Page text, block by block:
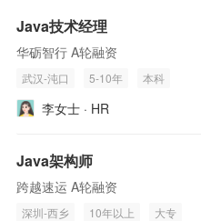
Java技术经理
华砺智行 A轮融资
武汉-沌口 5-10年 本科
李女士 · HR
Java架构师
跨越速运 A轮融资
深圳-西乡 10年以上 大专